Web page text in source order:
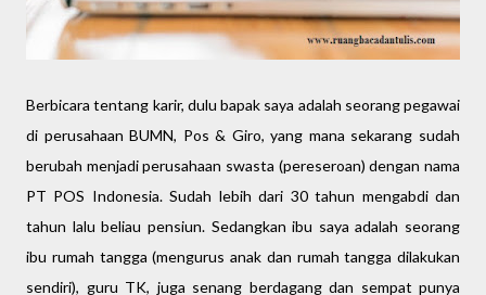
Berbicara tentang karir, dulu bapak saya adalah seorang pegawai
di perusahaan BUMN, Pos & Giro, yang mana sekarang sudah
berubah menjadi perusahaan swasta (pereseroan) dengan nama
PT POS Indonesia. Sudah lebih dari 30 tahun mengabdi dan
tahun lalu beliau pensiun. Sedangkan ibu saya adalah seorang
ibu rumah tangga (mengurus anak dan rumah tangga dilakukan
sendiri), guru TK, juga senang berdagang dan sempat punya